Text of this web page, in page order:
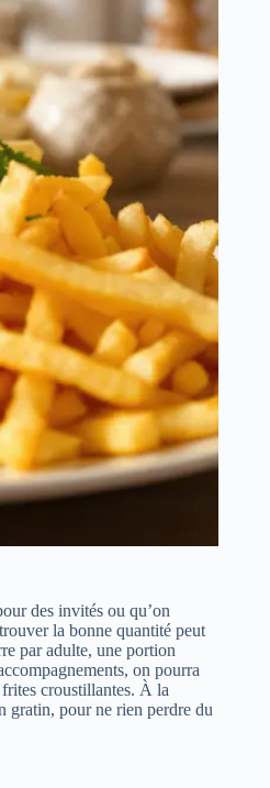
des invités ou qu’on
la bonne quantité peut
par adulte, une portion
on pourra
frites croustillantes. À la
gratin, pour ne rien perdre du